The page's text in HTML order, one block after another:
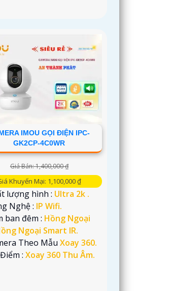
IMOU GỌI ĐIỆN IPC-
GK2CP-4C0WR
Giá Bán: 1,400,000 ₫
Khuyến Mại: 1,100,000 ₫
lượng hình : Ultra 2k .
Nghệ : IP Wifi.
ban đêm : Hồng Ngoại
Ngoại Smart IR.
Theo MẫuXoay 360.
:Xoay 360 Thu Âm.